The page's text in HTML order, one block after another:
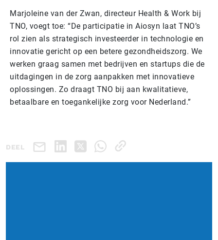
Marjoleine van der Zwan, directeur Health & Work bij
TNO, voegt toe: “De participatie in Aiosyn laat TNO’s
rol zien als strategisch investeerder in technologie en
innovatie gericht op een betere gezondheidszorg. We
werken graag samen met bedrijven en startups die de
uitdagingen in de zorg aanpakken met innovatieve
oplossingen. Zo draagt TNO bij aan kwalitatieve,
betaalbare en toegankelijke zorg voor Nederland.”
DEEL